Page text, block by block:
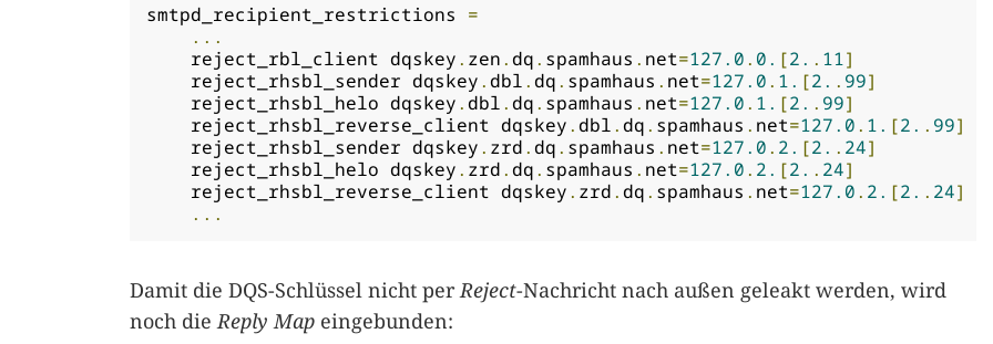
smtpd_recipient_restrictions =
...
    reject_rbl_client dqskey
. zen.dq. spamhaus . net=127.0. 0. [2. . 11]
    reject_rhsbl_sender dqskey
.dbl.dq. spamhaus . net=127.0. 1. [2. . 99]
    reject_rhsbl_helo dqskey
.dbl.dq. spamhaus . net=127.0. 1. [2. . 99]
    reject_rhsbl_reverse_client dqskey
.dbl.dq. spamhaus . net=127.0. 1. [2. . 99]
    reject_rhsbl_sender dqskey
. zrd.dq. spamhaus . net=127.0. 2. [2. . 24]
    reject_rhsbl_helo dqskey
. zrd.dq. spamhaus . net=127.0. 2. [2. . 24]
    reject_rhsbl_reverse_client dqskey
. zrd.dq. spamhaus . net=127.0. 2. [2. . 24]
...
Damit die DQS-Schlüssel nicht perReject-Nachricht nach außen geleakt werden, wird
noch dieReply Map eingebunden: